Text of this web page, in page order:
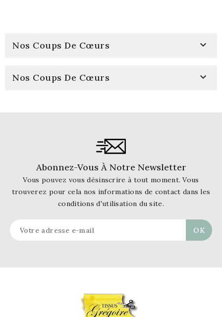
Nos Coups De Cœurs 
Nos Coups De Cœurs 
Abonnez-Vous À Notre Newsletter
Vous pouvez vous désinscrire à tout moment. Vous
trouverez pour cela nos informations de contact dans les
conditions d'utilisation du site.